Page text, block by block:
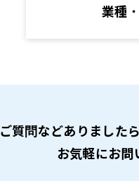
業種
ご質問などありましたら
お気軽にお問